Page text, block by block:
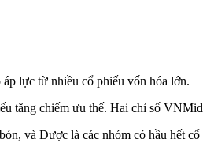
lực từ nhiều cổ phiếu vốn hóa lớn.
tăng chiếm ưu thế. Hai chỉ số
và Dược là các nhóm có hầu hết